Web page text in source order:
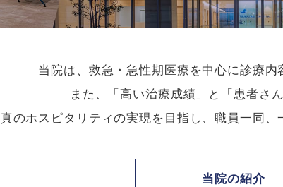
当院は、救急・急性期医療を中心に診療内
また、「高い治療成績」と「患者さ
真のホスピタリティの実現を目指し、職員一同、
当院の紹介